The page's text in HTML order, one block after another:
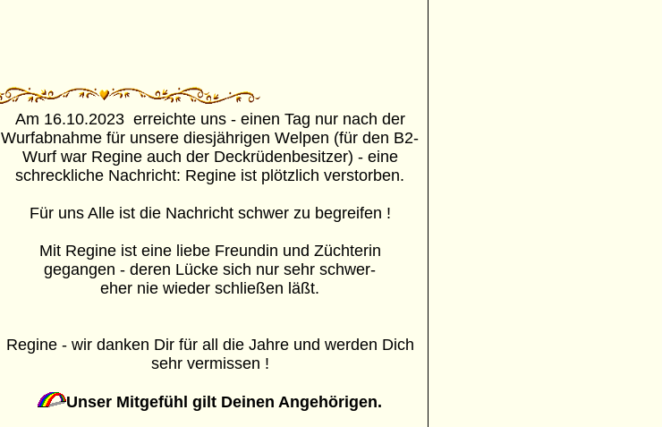
Am 16.10.2023 erreichte uns - einen Tag nur nach der
Wurfabnahme für unsere diesjährigen Welpen (für den B2-
Wurf war Regine auch der Deckrüdenbesitzer) - eine
schreckliche Nachricht: Regine ist plötzlich verstorben.
Für uns Alle ist die Nachricht schwer zu begreifen !
Mit Regine ist eine liebe Freundin und Züchterin
gegangen - deren Lücke sich nur sehr schwer-
eher nie wieder schließen läßt.
Regine - wir danken Dir für all die Jahre und werden Dich
sehr vermissen !
Unser Mitgefühl gilt Deinen Angehörigen.